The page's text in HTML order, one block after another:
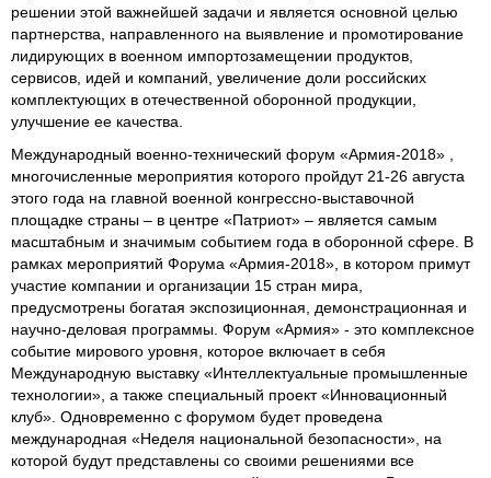
решении этой важнейшей задачи и является основной целью
партнерства, направленного на выявление и промотирование
лидирующих в военном импортозамещении продуктов,
сервисов, идей и компаний, увеличение доли российских
комплектующих в отечественной оборонной продукции,
улучшение ее качества.
Международный военно-технический форум «Армия-2018» ,
многочисленные мероприятия которого пройдут 21-26 августа
этого года на главной военной конгрессно-выставочной
площадке страны – в центре «Патриот» – является самым
масштабным и значимым событием года в оборонной сфере. В
рамках мероприятий Форума «Армия-2018», в котором примут
участие компании и организации 15 стран мира,
предусмотрены богатая экспозиционная, демонстрационная и
научно-деловая программы. Форум «Армия» - это комплексное
событие мирового уровня, которое включает в себя
Международную выставку «Интеллектуальные промышленные
технологии», а также специальный проект «Инновационный
клуб». Одновременно с форумом будет проведена
международная «Неделя национальной безопасности», на
которой будут представлены со своими решениями все